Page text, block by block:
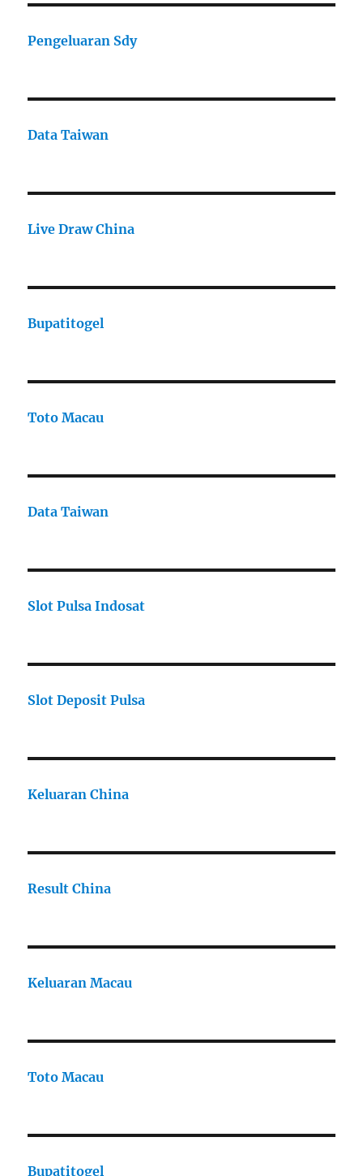
Pengeluaran Sdy
Data Taiwan
Live Draw China
Bupatitogel
Toto Macau
Data Taiwan
Slot Pulsa Indosat
Slot Deposit Pulsa
Keluaran China
Result China
Keluaran Macau
Toto Macau
Bupatitogel